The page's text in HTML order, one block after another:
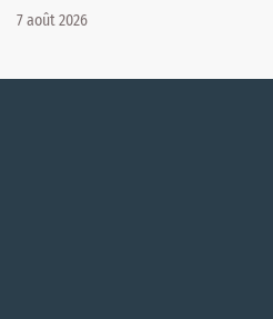
7 août 2026